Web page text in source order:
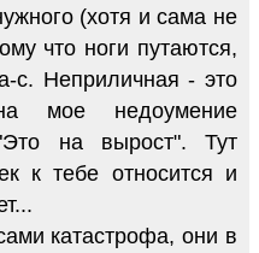
(хотя и сама не
что ноги путаются,
с. Неприличная - это
мое недоумение
на вырост". Тут
к тебе относится и
катастрофа, они в